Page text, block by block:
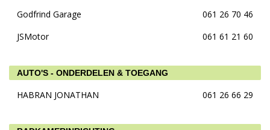
Godfrind Garage
061 26 70 46
JSMotor
061 61 21 60
AUTO'S - ONDERDELEN & TOEGANG
HABRAN JONATHAN 061 26 66 29